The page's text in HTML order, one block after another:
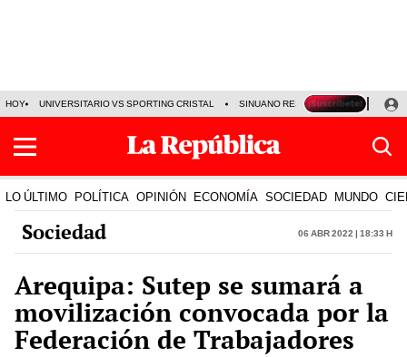
HOY UNIVERSITARIO VS SPORTING CRISTAL SINUANO RESULTADOS HOY
LO ÚLTIMO POLÍTICA OPINIÓN ECONOMÍA SOCIEDAD MUNDO
Sociedad 06 Abr 2022 | 18:33 h
Arequipa: Sutep se sumará a
movilización convocada por la
Federación de Trabajadores